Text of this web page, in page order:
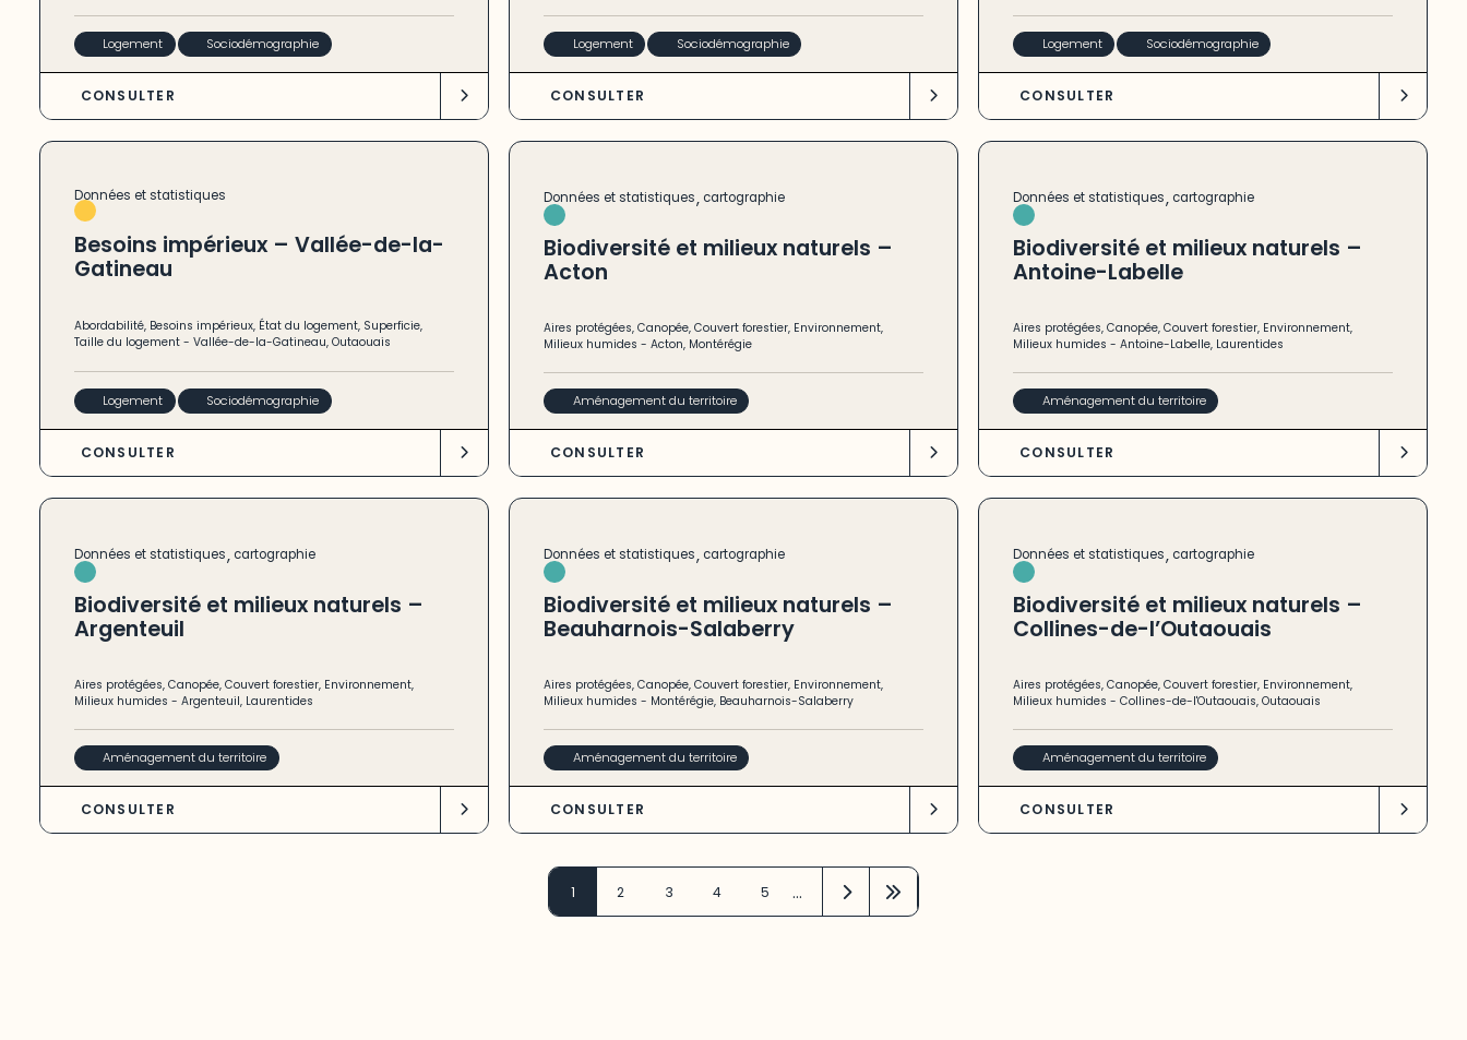
Logement Sociodémographie
CONSULTER
Logement Sociodémographie
CONSULTER
Logement Sociodémographie
CONSULTER
Données et statistiques
Besoins impérieux – Vallée-de-la-
Gatineau
Abordabilité, Besoins impérieux, État du logement, Superficie,
Taille du logement- Vallée-de-la-Gatineau, Outaouais
Logement Sociodémographie
CONSULTER
Données et statistiques, cartographie
Biodiversité et milieux naturels –
Acton
Aires protégées,Canopée,Couvert forestier, Environnement,
Milieux humides -Acton, Montérégie
Aménagement du territoire
CONSULTER
Données et statistiques, cartographie
Biodiversité et milieux naturels –
Antoine-Labelle
Aires protégées,Canopée,Couvert forestier, Environnement,
Milieux humides -Antoine-Labelle, Laurentides
Aménagement du territoire
CONSULTER
Données et statistiques, cartographie
Biodiversité et milieux naturels –
Argenteuil
Aires protégées, Canopée, Couvert forestier, Environnement,
Milieux humides - Argenteuil, Laurentides
Aménagement du territoire
CONSULTER
Données et statistiques, cartographie
Biodiversité et milieux naturels –
Beauharnois-Salaberry
Aires protégées,Canopée,Couvert forestier, Environnement,
Milieux humides - Montérégie, Beauharnois-Salaberry
Aménagement du territoire
CONSULTER
Données et statistiques, cartographie
Biodiversité et milieux naturels –
Collines-de-l’Outaouais
Aires protégées,Canopée,Couvert forestier, Environnement,
Milieux humides -Collines-de-l'Outaouais,Outaouais
Aménagement du territoire
CONSULTER
1 2 3 4 5 …